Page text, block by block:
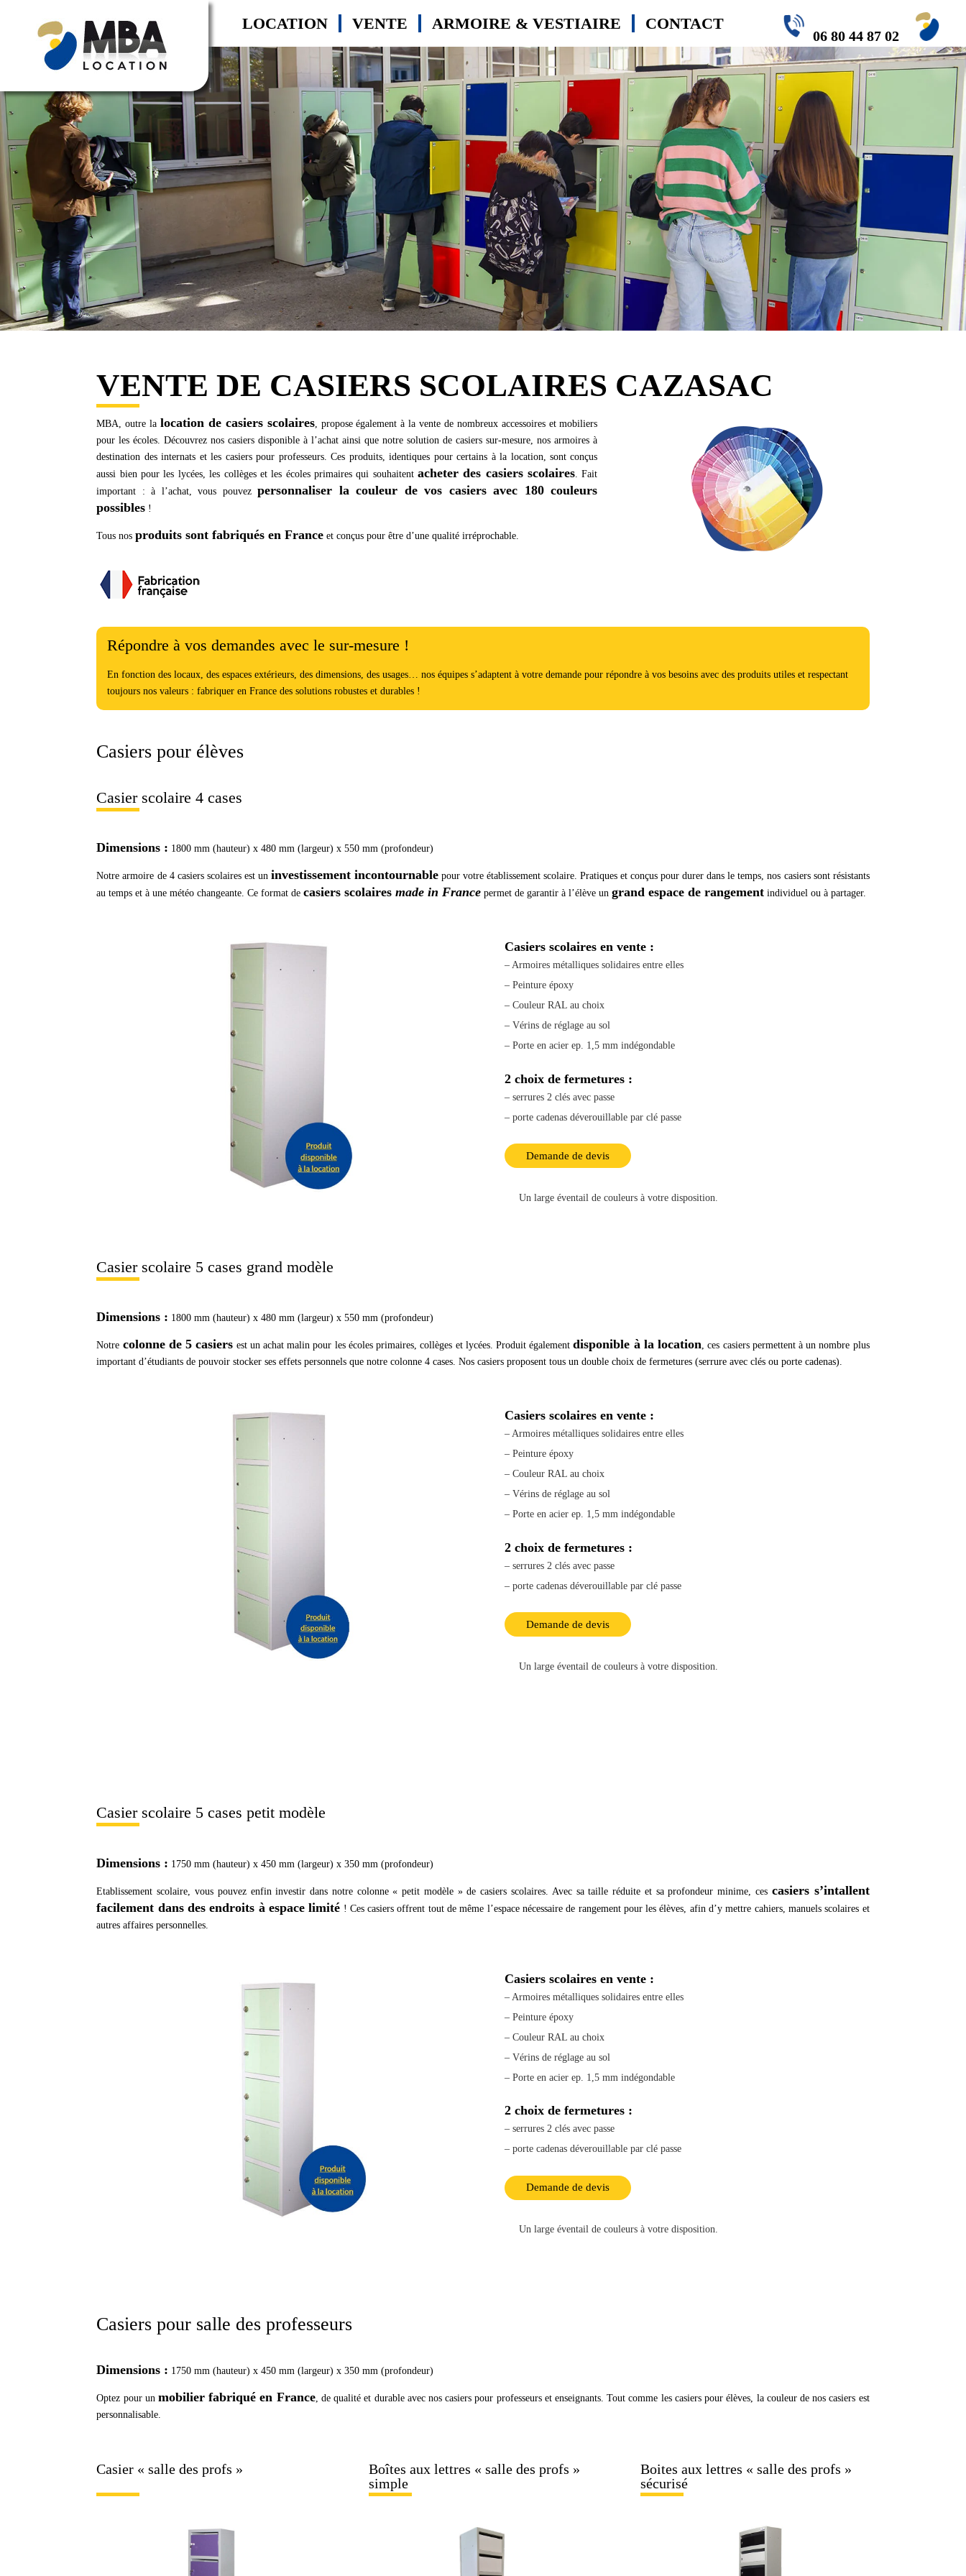
LOCATION VENTE ARMOIRE & VESTIAIRE CONTACT
06 80 44 87 02
VENTE DE CASIERS SCOLAIRES CAZASAC
MBA, outre la location de casiers scolaires, propose également à la vente de nombreux accessoires et mobiliers
pour les écoles. Découvrez nos casiers disponible à l’achat ainsi que notre solution de casiers sur-mesure, nos armoires à
destination des internats et les casiers pour professeurs. Ces produits, identiques pour certains à la location, sont conçus
aussi bien pour les lycées, les collèges et les écoles primaires qui souhaitent acheter des casiers scolaires. Fait
important : à l’achat, vous pouvez personnaliser la couleur de vos casiers avec 180 couleurs
possibles !
Tous nosproduits sont fabriqués en France et conçus pour être d’une qualité irréprochable.
Répondre à vos demandes avec le sur-mesure !
En fonction des locaux, des espaces extérieurs, des dimensions, des usages… nos équipes s’adaptent à votre demande pour répondre à vos besoins avec des produits utiles et respectant
toujours nos valeurs : fabriquer en France des solutions robustes et durables !
Casiers pour élèves
Casier scolaire 4 cases
Dimensions : 1800 mm (hauteur) x 480 mm (largeur) x 550 mm (profondeur)
Notre armoire de 4 casiers scolaires est un investissement incontournablepour votre établissement scolaire. Pratiques et conçus pour durer dans le temps, nos casiers sont résistants
au temps et à une météo changeante. Ce format decasiers scolairesmade in France permet de garantir à l’élève ungrand espace de rangement individuel ou à partager.
Casiers scolaires en vente :
– Armoires métalliques solidaires entre elles
– Peinture époxy
– Couleur RAL au choix
– Vérins de réglage au sol
– Porte en acier ep. 1,5 mm indégondable
2 choix de fermetures :
– serrures 2 clés avec passe
– porte cadenas déverouillable par clé passe
Demande de devis
Un large éventail de couleurs à votre disposition.
Casier scolaire 5 cases grand modèle
Dimensions : 1800 mm (hauteur) x 480 mm (largeur) x 550 mm (profondeur)
Notre colonne de 5 casiers est un achat malin pour les écoles primaires, collèges et lycées. Produit égalementdisponible à la location, ces casiers permettent à un nombre plus
important d’étudiants de pouvoir stocker ses effets personnels que notre colonne 4 cases. Nos casiers proposent tous un double choix de fermetures (serrure avec clés ou porte cadenas).
Casiers scolaires en vente :
– Armoires métalliques solidaires entre elles
– Peinture époxy
– Couleur RAL au choix
– Vérins de réglage au sol
– Porte en acier ep. 1,5 mm indégondable
2 choix de fermetures :
– serrures 2 clés avec passe
– porte cadenas déverouillable par clé passe
Demande de devis
Un large éventail de couleurs à votre disposition.
Casier scolaire 5 cases petit modèle
Dimensions : 1750 mm (hauteur) x 450 mm (largeur) x 350 mm (profondeur)
Etablissement scolaire, vous pouvez enfin investir dans notre colonne « petit modèle » de casiers scolaires. Avec sa taille réduite et sa profondeur minime, ces casiers s’intallent
facilement dans des endroits à espace limité ! Ces casiers offrent tout de même l’espace nécessaire de rangement pour les élèves, afin d’y mettre cahiers, manuels scolaires et
autres affaires personnelles.
Casiers scolaires en vente :
– Armoires métalliques solidaires entre elles
– Peinture époxy
– Couleur RAL au choix
– Vérins de réglage au sol
– Porte en acier ep. 1,5 mm indégondable
2 choix de fermetures :
– serrures 2 clés avec passe
– porte cadenas déverouillable par clé passe
Demande de devis
Un large éventail de couleurs à votre disposition.
Casiers pour salle des professeurs
Dimensions : 1750 mm (hauteur) x 450 mm (largeur) x 350 mm (profondeur)
Optez pour unmobilier fabriqué en France, de qualité et durable avec nos casiers pour professeurs et enseignants. Tout comme les casiers pour élèves, la couleur de nos casiers est
personnalisable.
Casier « salle des profs »
Boîtes aux lettres « salle des profs »
simple
Boites aux lettres « salle des profs »
sécurisé